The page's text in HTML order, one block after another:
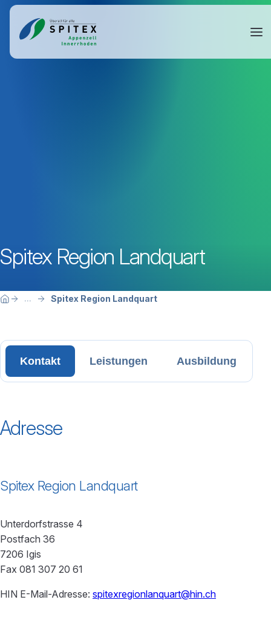
Spitex Region Landquart
Breadcrumbnavigation
Sie befinden sich hier:
Home ... Spitex Region Landquart
Kontakt Leistungen Ausbildung
Adresse
Spitex Region Landquart
Unterdorfstrasse 4
Postfach 36
7206 Igis
Fax 081 307 20 61
HIN E-Mail-Adresse: spitexregionlanquart@hin.ch